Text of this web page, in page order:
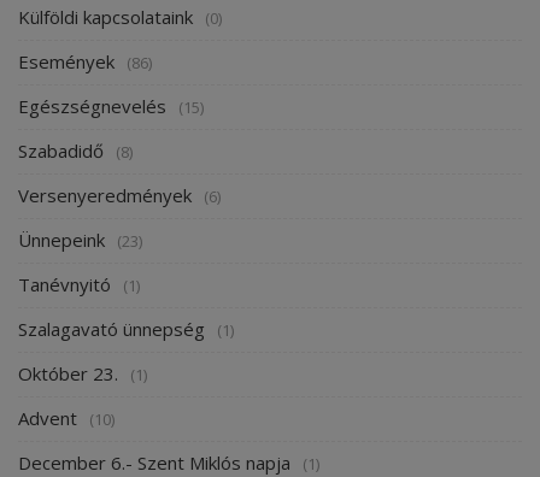
Külföldi kapcsolataink (0)
Események (86)
Egészségnevelés (15)
Szabadidő (8)
Versenyeredmények (6)
Ünnepeink (23)
Tanévnyitó (1)
Szalagavató ünnepség (1)
Október 23. (1)
Advent (10)
December 6.- Szent Miklós napja (1)